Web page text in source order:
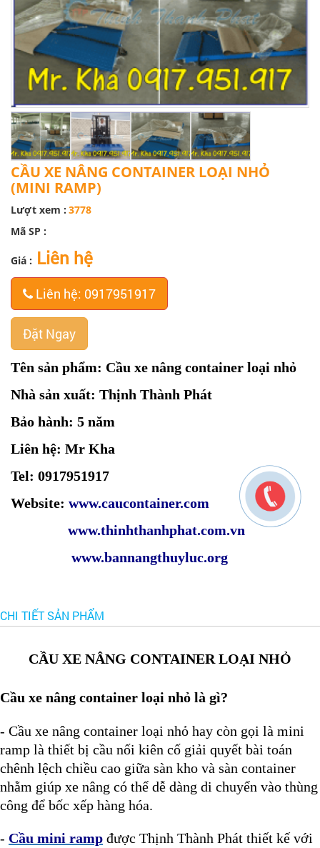
CẦU XE NÂNG CONTAINER LOẠI NHỎ
(MINI RAMP)
Lượt xem : 3778
Mã SP :
Giá : Liên hệ
Liên hệ: 0917951917
Đặt Ngay
Tên sản phẩm: Cầu xe nâng container loại nhỏ
Nhà sản xuất: Thịnh Thành Phát
Bảo hành: 5 năm
Liên hệ: Mr Kha
Tel: 0917951917
Website: www.caucontainer.com
www.thinhthanhphat.com.vn
www.bannangthuyluc.org
CHI TIẾT SẢN PHẨM
CẦU XE NÂNG CONTAINER LOẠI NHỎ
Cầu xe nâng container loại nhỏ là gì?
- Cầu xe nâng container loại nhỏ hay còn gọi là mini
ramp là thiết bị cầu nối kiên cố giải quyết bài toán
chênh lệch chiều cao giữa sàn kho và sàn container
nhằm giúp xe nâng có thể dễ dàng di chuyển vào thùng
công để bốc xếp hàng hóa.
- Cầu mini ramp được Thịnh Thành Phát thiết kế với